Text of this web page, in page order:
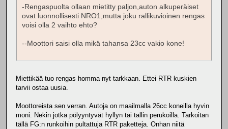
-Rengaspuolta ollaan mietitty paljon,auton alkuperäiset
ovat luonnollisesti NRO1,mutta joku rallikuvioinen rengas
voisi olla 2 vaihto ehto?
--Moottori saisi olla mikä tahansa 23cc vakio kone!
Miettikää tuo rengas homma nyt tarkkaan. Ettei RTR kuskien
tarvii ostaa uusia.
Moottoreista sen verran. Autoja on maailmalla 26cc koneilla hyvin
moni. Nekin jotka pölyyntyvät hyllyn tai tallin perukoilla. Tarkoitan
tällä FG:n runkoihin pultattuja RTR paketteja. Onhan niitä